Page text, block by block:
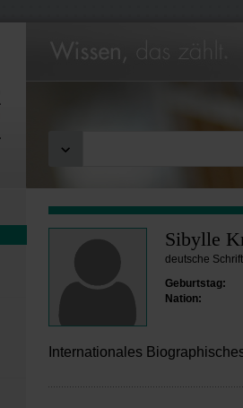
Sibylle
deutsche
Geburtstag:
Nation:
Internationales